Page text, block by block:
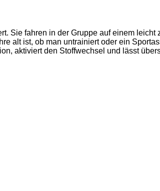
Sie fahren in der Gruppe auf einem leicht
alt ist, ob man untrainiert oder ein
aktiviert den Stoffwechsel und lässt